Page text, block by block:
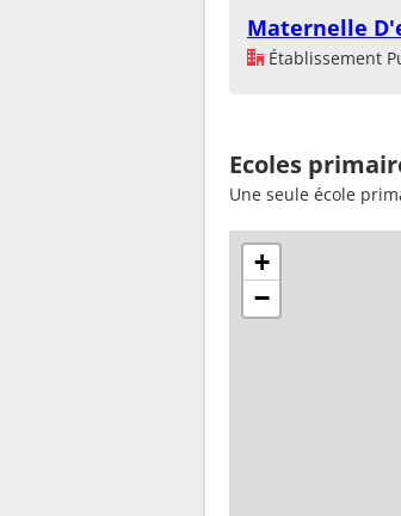
Maternelle
Établissement
Ecoles
Une seule école
+
−